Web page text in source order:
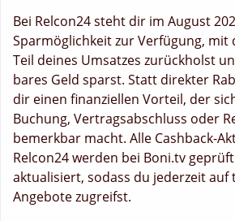
Bei Relcon24 steht dir im August
Sparmöglichkeit zur Verfügung, mit
Teil deines Umsatzes zurückholst
bares Geld sparst. Statt direkter
dir einen finanziellen Vorteil, der
Buchung, Vertragsabschluss oder
bemerkbar macht. Alle Cashback-
Relcon24 werden bei Boni.tv
aktualisiert, sodass du jederzeit auf
Angebote zugreifst.